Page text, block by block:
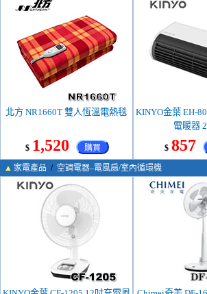
北方 NR1660T 雙人恆溫電熱毯
$ 1,520 購買
KINYO金葉 EH-
電暖器
$ 857
▲ 家電產品 / 空調電器–電風扇/室內循環機